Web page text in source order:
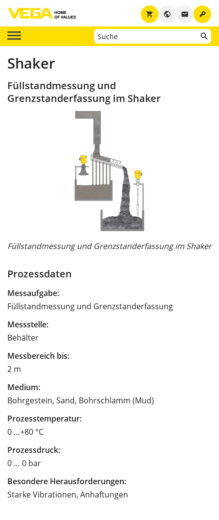
key
email
public
shopping_cart
Shaker
Füllstandmessung und
Grenzstanderfassung im Shaker
Füllstandmessung und Grenzstanderfassung im Shaker
Prozessdaten
Messaufgabe:
Füllstandmessung und Grenzstanderfassung
Messstelle:
Behälter
Messbereich bis:
2 m
Medium:
Bohrgestein, Sand, Bohrschlamm (Mud)
Prozesstemperatur:
0 …+80 °C
Prozessdruck:
0 … 0 bar
Besondere Herausforderungen:
Starke Vibrationen, Anhaftungen